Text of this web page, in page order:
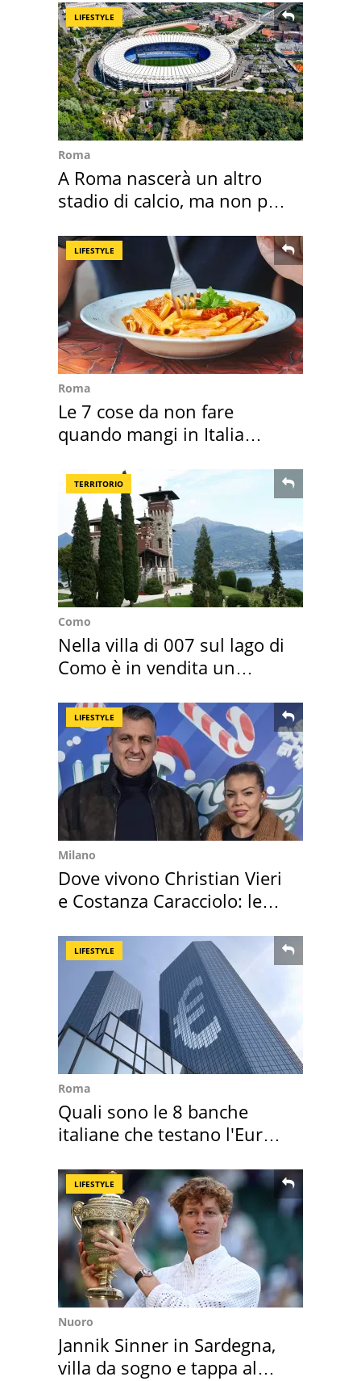
LIFESTYLE
Roma
A Roma nascerà un altro
stadio di calcio, ma non per
LIFESTYLE
Roma
Le 7 cose da non fare
quando mangi in Italia
TERRITORIO
Como
Nella villa di 007 sul lago di
Como è in vendita un
LIFESTYLE
Milano
Dove vivono Christian Vieri
e Costanza Caracciolo: le
LIFESTYLE
Roma
Quali sono le 8 banche
italiane che testano l'Euro
LIFESTYLE
Nuoro
Jannik Sinner in Sardegna,
villa da sogno e tappa al